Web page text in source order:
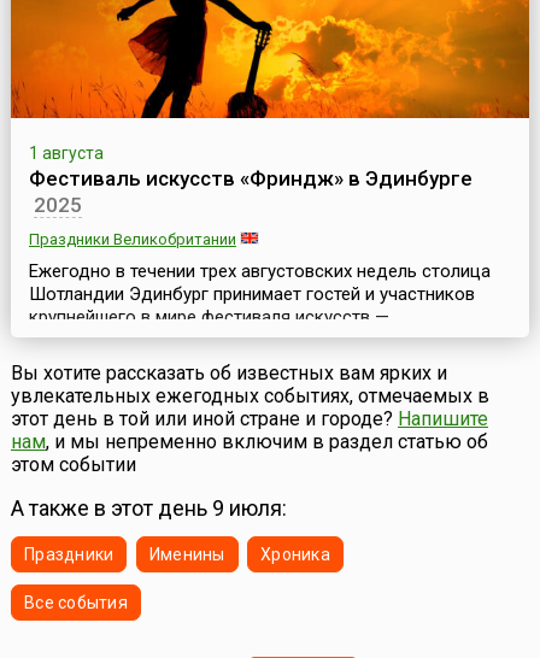
1 августа
Фестиваль искусств «Фриндж» в Эдинбурге
2025
Праздники Великобритании
Ежегодно в течении трех августовских недель столица
Шотландии Эдинбург принимает гостей и участников
крупнейшего в мире фестиваля искусств —
Эдинбургского фестиваля искусств «Фриндж» (англ.
Edinburgh Fringe Festival). Он является неофициальной и
«неформальной» частью знаменитого Эдинбургского
международного фестиваля искусств.Ежегодно на
фестивале разыгрываются 3 тысячи представлений и
более 2...
Вы хотите рассказать об известных вам ярких и
увлекательных ежегодных событиях, отмечаемых в
этот день в той или иной стране и городе? Напишите
нам, и мы непременно включим в раздел статью об
этом событии
А также в этот день 9 июля:
Праздники Именины Хроника
Все события